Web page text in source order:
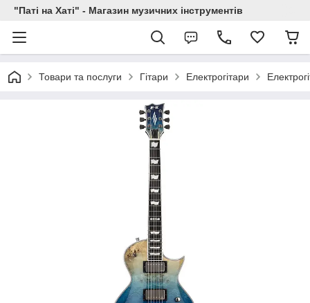
"Паті на Хаті" - Магазин музичних інструментів
Товари та послуги Гітари Електрогітари